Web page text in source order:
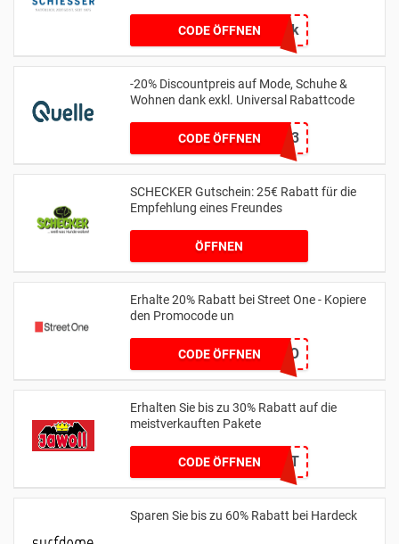
CODE ÖFFNEN6uapk
-20% Discountpreis auf Mode, Schuhe &
Wohnen dank exkl. Universal Rabattcode
CODE ÖFFNEN15013
SCHECKER Gutschein: 25€ Rabatt für die
Empfehlung eines Freundes
ÖFFNEN
Erhalte 20% Rabatt bei Street One - Kopiere
den Promocode un
CODE ÖFFNENMYLOVESO
Erhalten Sie bis zu 30% Rabatt auf die
meistverkauften Pakete
CODE ÖFFNEN
KEIN CODE BENÖTIGT
Sparen Sie bis zu 60% Rabatt bei Hardeck